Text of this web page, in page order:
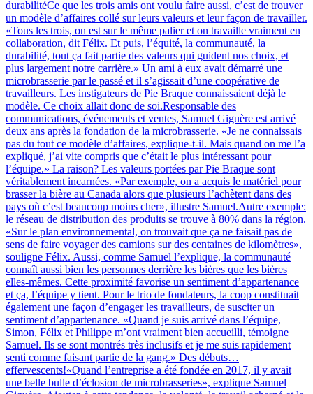
durabilitéCe que les trois amis ont voulu faire aussi, c’est de trouver
un modèle d’affaires collé sur leurs valeurs et leur façon de travailler.
«Tous les trois, on est sur le même palier et on travaille vraiment en
collaboration, dit Félix. Et puis, l’équité, la communauté, la
durabilité, tout ça fait partie des valeurs qui guident nos choix, et
plus largement notre carrière.» Un ami à eux avait démarré une
microbrasserie par le passé et il s’agissait d’une coopérative de
travailleurs. Les instigateurs de Pie Braque connaissaient déjà le
modèle. Ce choix allait donc de soi.Responsable des
communications, événements et ventes, Samuel Giguère est arrivé
deux ans après la fondation de la microbrasserie. «Je ne connaissais
pas du tout ce modèle d’affaires, explique-t-il. Mais quand on me l’a
expliqué, j’ai vite compris que c’était le plus intéressant pour
l’équipe.» La raison? Les valeurs portées par Pie Braque sont
véritablement incarnées. «Par exemple, on a acquis le matériel pour
brasser la bière au Canada alors que plusieurs l’achètent dans des
pays où c’est beaucoup moins cher», illustre Samuel.Autre exemple:
le réseau de distribution des produits se trouve à 80% dans la région.
«Sur le plan environnemental, on trouvait que ça ne faisait pas de
sens de faire voyager des camions sur des centaines de kilomètres»,
souligne Félix. Aussi, comme Samuel l’explique, la communauté
connaît aussi bien les personnes derrière les bières que les bières
elles-mêmes. Cette proximité favorise un sentiment d’appartenance
et ça, l’équipe y tient. Pour le trio de fondateurs, la coop constituait
également une façon d’engager les travailleurs, de susciter un
sentiment d’appartenance. «Quand je suis arrivé dans l’équipe,
Simon, Félix et Philippe m’ont vraiment bien accueilli, témoigne
Samuel. Ils se sont montrés très inclusifs et je me suis rapidement
senti comme faisant partie de la gang.» Des débuts…
effervescents!«Quand l’entreprise a été fondée en 2017, il y avait
une belle bulle d’éclosion de microbrasseries», explique Samuel